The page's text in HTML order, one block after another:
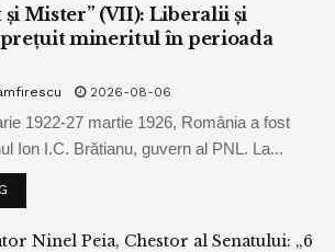
Mister” (VII): Liberalii și
mineritul în perioada
2026-08-06
1922-27 martie 1926, România a fost
Ion I.C. Brătianu, guvern al PNL. La...
Ninel Peia, Chestor al Senatului: „6